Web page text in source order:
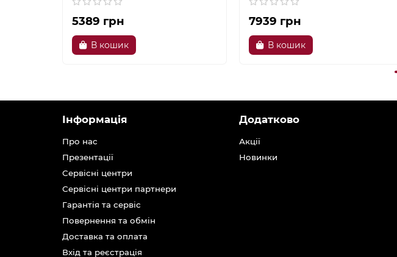
5389 грн
В кошик
7939 грн
В кошик
Інформація
Про нас
Презентації
Сервісні центри
Сервісні центри партнери
Гарантія та сервіс
Повернення та обмін
Доставка та оплата
Вхід та реєстрація
Додатково
Акції
Новинки